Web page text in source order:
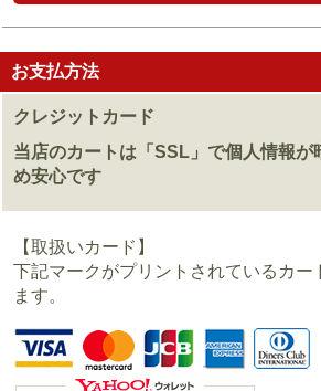
お支払方法
クレジットカード
当店のカートは「SSL」で個人情報が
め安心です
【取扱いカード】
下記マークがプリントされているカー
ます。